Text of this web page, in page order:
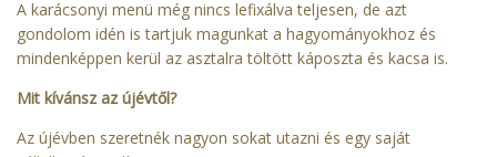
A karácsonyi menü még nincs lefixálva teljesen, de azt
gondolom idén is tartjuk magunkat a hagyományokhoz és
mindenképpen kerül az asztalra töltött káposzta és kacsa is.
Mit kívánsz az újévtől?
Az újévben szeretnék nagyon sokat utazni és egy saját